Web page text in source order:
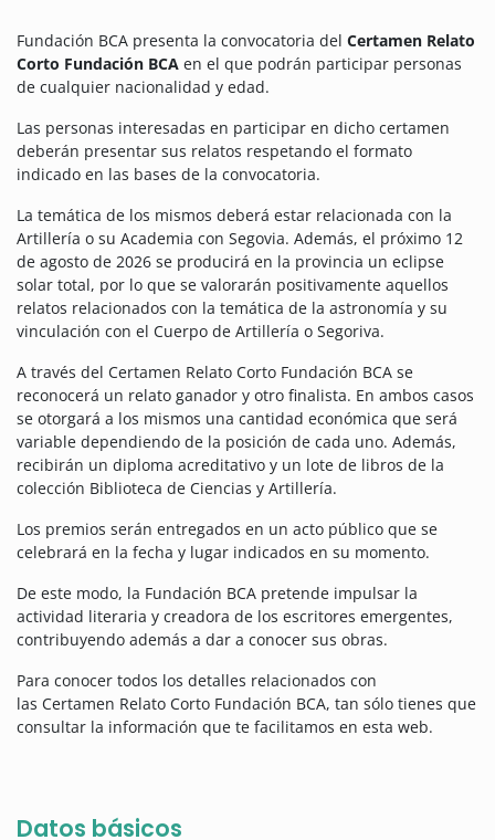
Fundación BCA presenta la convocatoria del Certamen Relato
Corto Fundación BCA en el que podrán participar personas
de cualquier nacionalidad y edad.
Las personas interesadas en participar en dicho certamen
deberán presentar sus relatos respetando el formato
indicado en las bases de la convocatoria.
La temática de los mismos deberá estar relacionada con la
Artillería o su Academia con Segovia. Además, el próximo 12
de agosto de 2026 se producirá en la provincia un eclipse
solar total, por lo que se valorarán positivamente aquellos
relatos relacionados con la temática de la astronomía y su
vinculación con el Cuerpo de Artillería o Segoriva.
A través del Certamen Relato Corto Fundación BCA se
reconocerá un relato ganador y otro finalista. En ambos casos
se otorgará a los mismos una cantidad económica que será
variable dependiendo de la posición de cada uno. Además,
recibirán un diploma acreditativo y un lote de libros de la
colección Biblioteca de Ciencias y Artillería.
Los premios serán entregados en un acto público que se
celebrará en la fecha y lugar indicados en su momento.
De este modo, la Fundación BCA pretende impulsar la
actividad literaria y creadora de los escritores emergentes,
contribuyendo además a dar a conocer sus obras.
Para conocer todos los detalles relacionados con
las Certamen Relato Corto Fundación BCA, tan sólo tienes que
consultar la información que te facilitamos en esta web.
Datos básicos